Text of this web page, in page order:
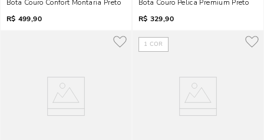
Bota Couro Confort Montaria Preto
R$ 499,90
Bota Couro Pelica Premium Preto
R$ 329,90
1 COR